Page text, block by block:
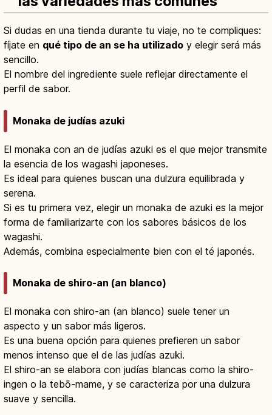
Si dudas en una tienda durante tu viaje, no te compliques:
fíjate en qué tipo de an se ha utilizado y elegir será más
sencillo.
El nombre del ingrediente suele reflejar directamente el
perfil de sabor.
Monaka de judías azuki
El monaka con an de judías azuki es el que mejor transmite
la esencia de los wagashi japoneses.
Es ideal para quienes buscan una dulzura equilibrada y
serena.
Si es tu primera vez, elegir un monaka de azuki es la mejor
forma de familiarizarte con los sabores básicos de los
wagashi.
Además, combina especialmente bien con el té japonés.
Monaka de shiro-an (an blanco)
El monaka con shiro-an (an blanco) suele tener un
aspecto y un sabor más ligeros.
Es una buena opción para quienes prefieren un sabor
menos intenso que el de las judías azuki.
El shiro-an se elabora con judías blancas como la shiro-
ingen o la tebō-mame, y se caracteriza por una dulzura
suave y sencilla.